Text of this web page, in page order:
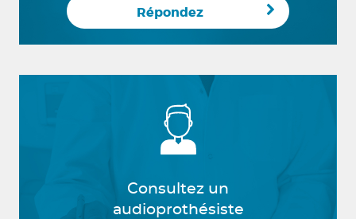
Répondez
Consultez un
audioprothésiste